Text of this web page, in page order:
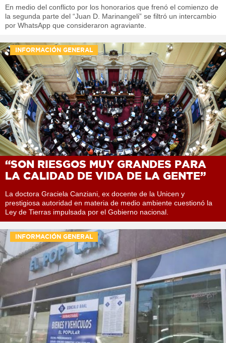
En medio del conflicto por los honorarios que frenó el comienzo de
la segunda parte del “Juan D. Marinangeli” se filtró un intercambio
por WhatsApp que consideraron agraviante.
INFORMACIÓN GENERAL
“SON RIESGOS MUY GRANDES PARA
LA CALIDAD DE VIDA DE LA GENTE”
La doctora Graciela Canziani, ex docente de la Unicen y
prestigiosa autoridad en materia de medio ambiente cuestionó la
Ley de Tierras impulsada por el Gobierno nacional.
INFORMACIÓN GENERAL